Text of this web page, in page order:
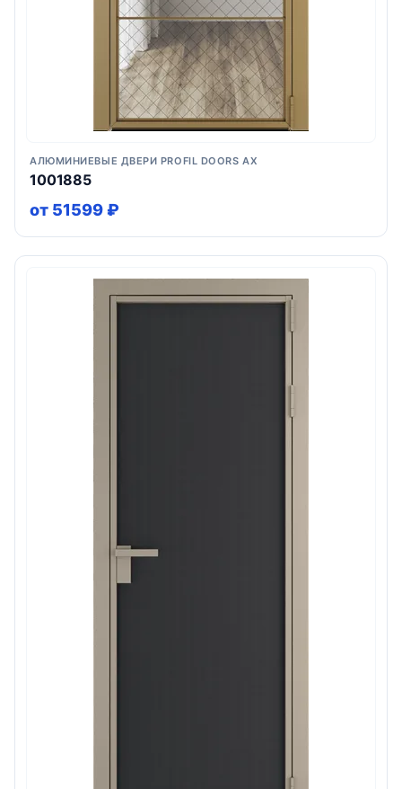
АЛЮМИНИЕВЫЕ ДВЕРИ PROFIL DOORS AX
1001885
от 51599 ₽